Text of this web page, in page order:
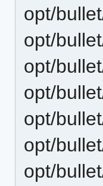
opt/
opt/
opt/
opt/
opt/
opt/
opt/